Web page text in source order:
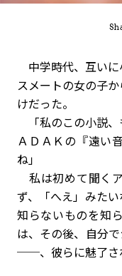
中学時代、互いに
スメートの女の子
けだった。
「私のこの小説、
ＡＤＡＫの『遠い
ね」
私は初めて聞く
ず、「へえ」みたい
知らないものを知
は、その後、自分
──、彼らに魅了さ